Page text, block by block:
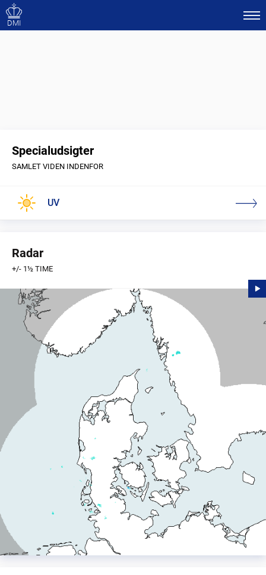
DMI
Specialudsigter
SAMLET VIDEN INDENFOR
UV
Radar
+/- 1½ TIME